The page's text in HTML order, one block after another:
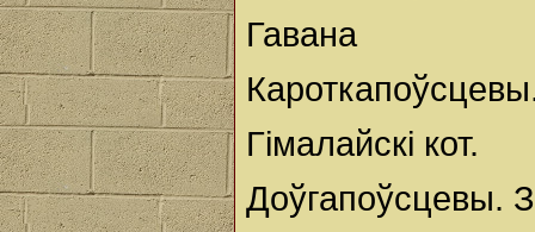
Гавана
Гімалайскі кот.
Доўгапоўсцевы.